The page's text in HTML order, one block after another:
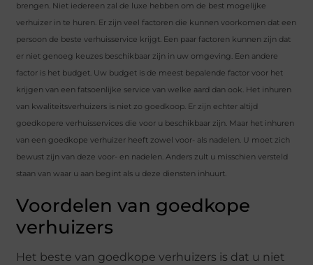
brengen. Niet iedereen zal de luxe hebben om de best mogelijke
verhuizer in te huren. Er zijn veel factoren die kunnen voorkomen dat een
persoon de beste verhuisservice krijgt. Een paar factoren kunnen zijn dat
er niet genoeg keuzes beschikbaar zijn in uw omgeving. Een andere
factor is het budget. Uw budget is de meest bepalende factor voor het
krijgen van een fatsoenlijke service van welke aard dan ook. Het inhuren
van kwaliteitsverhuizers is niet zo goedkoop. Er zijn echter altijd
goedkopere verhuisservices die voor u beschikbaar zijn. Maar het inhuren
van een goedkope verhuizer heeft zowel voor- als nadelen. U moet zich
bewust zijn van deze voor- en nadelen. Anders zult u misschien versteld
staan ​​van waar u aan begint als u deze diensten inhuurt.
Voordelen van goedkope
verhuizers
Het beste van goedkope verhuizers is dat u niet